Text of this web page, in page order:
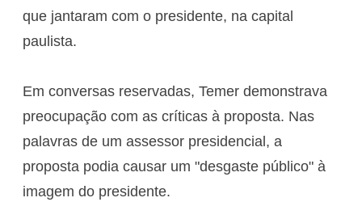
que jantaram com o presidente, na capital
paulista.
Em conversas reservadas, Temer demonstrava
preocupação com as críticas à proposta. Nas
palavras de um assessor presidencial, a
proposta podia causar um "desgaste público" à
imagem do presidente.